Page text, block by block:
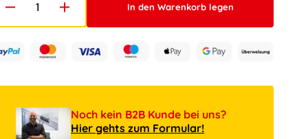
Verringere
die
Menge
für
Disney
43249
Stitch,
Erhöhe
die
Disney
43249
Stitch,
In den Warenkorb legen
Noch kein B2B Kunde bei uns?
Hier gehts zum Formular!